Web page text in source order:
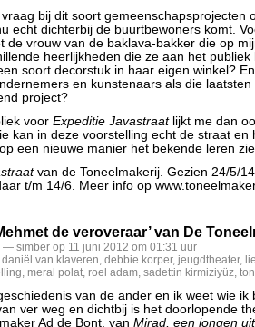
bij dit soort gemeenschapsprojecten
echt dichterbij de buurtbewoners komt.
de vrouw van de baklava-bakker die op
heerlijkheden die ze aan het publiek
soort decorstuk in haar eigen winkel?
en kunstenaars als die
project?
voor Expeditie Javastraatlijkt me dan
kan in deze voorstelling echt de straat en
een nieuwe manier het bekende leren
van de Toneelmakerij. Gezien 24/5/
t/m 14/6. Meer info op
de veroveraar’ van De
— simber op 11 juni 2012 om 01:31 uur
daniël van klaveren, debbie korper, jeugdtheater,
, meral polat, roel adam, sadettin kirmiziyüz,
van de ander en ik weet wie ik
ver weg en dichtbij is het doorlopende
Ad de Bont, van Mirad, een jongen